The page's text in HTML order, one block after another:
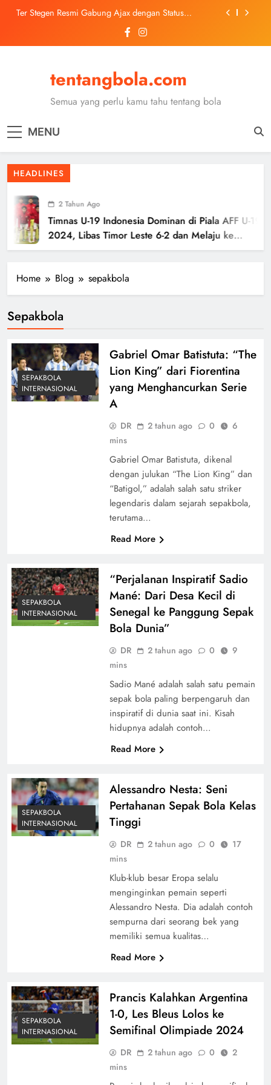
SkipTer Stegen Resmi Gabung Ajax dengan Status
Trabzonspor Mulai Negosiasi Mohamed Salah, Tes
Medis Dijadwalkan 5 Agustus
2026, Siap Tatap Putaran Provinsi
Kerolin Resmi Gabung Barcelona, Transfer
Dilaporkan Pecahkan Rekor Penjualan WSL
Pinjaman dari Barcelona
Trabzonspor Mulai Negosiasi Mohamed Salah, Tes
Medis Dijadwalkan 5 Agustus
Malang United U-13 Juara Piala Soeratin Kota Malang
2026, Siap Tatap Putaran Provinsi
tentangbola.com
Semua yang perlu kamu tahu tentang bola
MENU
HEADLINES
2 Tahun Ago
Timnas U-19 Indonesia Dominan di Piala AFF U-19
2024, Libas Timor Leste 6-2 dan Melaju ke
Semifinal
Home Blog sepakbola
Sepakbola
SEPAKBOLA
INTERNASIONAL
Gabriel Omar Batistuta: “The
Lion King” dari Fiorentina
yang Menghancurkan Serie
A
DR 2 tahun ago 0
6
mins
Gabriel Omar Batistuta, dikenal
dengan julukan “The Lion King” dan
“Batigol,” adalah salah satu striker
legendaris dalam sejarah sepakbola,
terutama…
Read More
SEPAKBOLA
INTERNASIONAL
“Perjalanan Inspiratif Sadio
Mané: Dari Desa Kecil di
Senegal ke Panggung Sepak
Bola Dunia”
DR 2 tahun ago 0
9
mins
Sadio Mané adalah salah satu pemain
sepak bola paling berpengaruh dan
inspiratif di dunia saat ini. Kisah
hidupnya adalah contoh…
Read More
SEPAKBOLA
INTERNASIONAL
Alessandro Nesta: Seni
Pertahanan Sepak Bola Kelas
Tinggi
DR 2 tahun ago 0
17
mins
Klub-klub besar Eropa selalu
menginginkan pemain seperti
Alessandro Nesta. Dia adalah contoh
sempurna dari seorang bek yang
memiliki semua kualitas…
Read More
SEPAKBOLA
INTERNASIONAL
Prancis Kalahkan Argentina
1-0, Les Bleus Lolos ke
Semifinal Olimpiade 2024
DR 2 tahun ago 0
2
mins